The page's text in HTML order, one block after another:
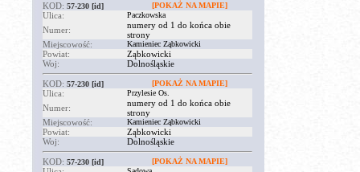
KOD: 57-230 [id] [POKAŻ NA MAPIE]
Ulica: Paczkowska
Numer:
numery od 1 do końca obie
strony
Miejscowość:
Kamieniec Ząbkowicki
Powiat:
Ząbkowicki
Woj:
Dolnośląskie
KOD: 57-230 [id] [POKAŻ NA MAPIE]
Ulica: Przylesie Os.
Numer:
numery od 1 do końca obie
strony
Miejscowość:
Kamieniec Ząbkowicki
Powiat:
Ząbkowicki
Woj:
Dolnośląskie
KOD: 57-230 [id] [POKAŻ NA MAPIE]